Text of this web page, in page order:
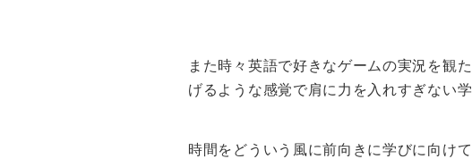
また時々英語で好きなゲームの実況を観
げるような感覚で肩に力を入れすぎない
時間をどういう風に前向きに学びに向け